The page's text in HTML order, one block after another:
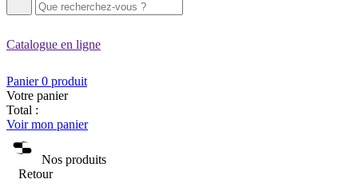
Catalogue en ligne
Panier 0 produit
Votre panier
Total :
Voir mon panier
Nos produits
Retour